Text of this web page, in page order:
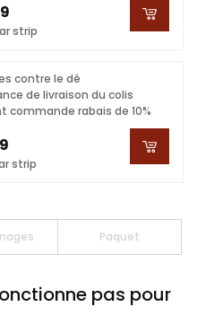
strip
strip
contre le dé
de livraison du colis
commande rabais de 10%
Paquet
pas pour